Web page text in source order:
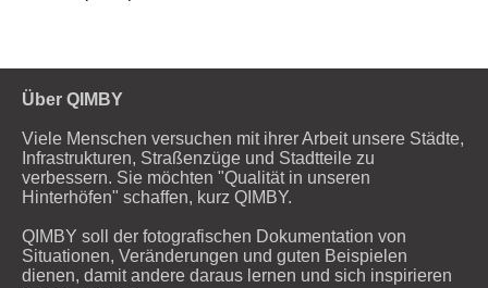
Über QIMBY
Viele Menschen versuchen mit ihrer Arbeit unsere Städte,
Infrastrukturen, Straßenzüge und Stadtteile zu
verbessern. Sie möchten "Qualität in unseren
Hinterhöfen" schaffen, kurz QIMBY.
QIMBY soll der fotografischen Dokumentation von
Situationen, Veränderungen und guten Beispielen
dienen, damit andere daraus lernen und sich inspirieren